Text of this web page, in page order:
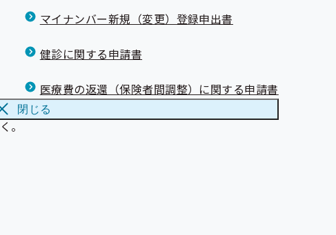
マイナンバー新規（変更）登録申出書
健診に関する申請書
医療費の返還（保険者間調整）に関する申請書
閉じる
一部掲載誤りにつ
。